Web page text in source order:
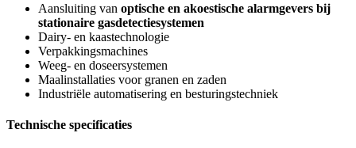
Aansluiting van optische en akoestische alarmgevers bij
stationaire gasdetectiesystemen
Dairy- en kaastechnologie
Verpakkingsmachines
Weeg- en doseersystemen
Maalinstallaties voor granen en zaden
Industriële automatisering en besturingstechniek
Technische specificaties